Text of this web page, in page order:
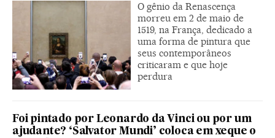
O gênio da Renascença
morreu em 2 de maio de
1519, na França, dedicado a
uma forma de pintura que
seus contemporâneos
criticaram e que hoje
perdura
Foi pintado por Leonardo da Vinci ou por um
ajudante? ‘Salvator Mundi’ coloca em xeque o